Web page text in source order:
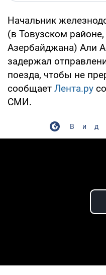
Начальник
(в Товузском
Азербайджана) Али
задержал
поезда, чтобы не
сообщает Лента.ру
СМИ.